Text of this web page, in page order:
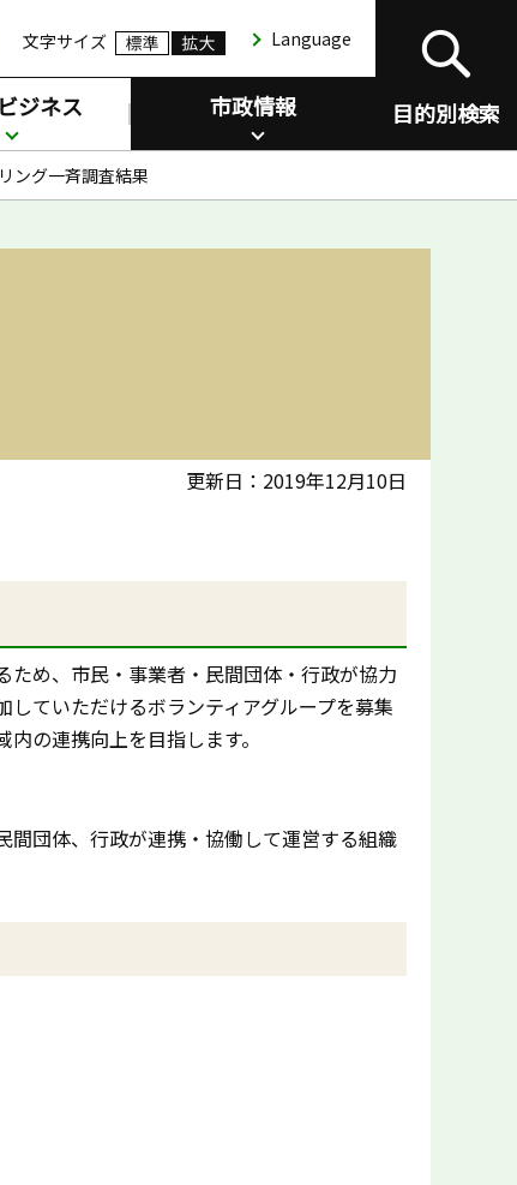
文字サイズ Language
目的別検索
ジネス 市政情報
ング一斉調査結果
更新日：2019年12月10日
め、市民・事業者・民間団体・行政が協力
ていただけるボランティアグループを募集
の連携向上を目指します。
団体、行政が連携・協働して運営する組織